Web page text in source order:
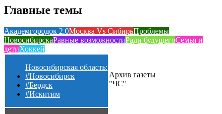
Главные темы
Академгородок 2.0Москва Vs СибирьПроблемы
НовосибирскаРавные возможностиРади будущегоСемья и
детиХоккей
Новосибирская область:
#Новосибирск
#Бердск
#Искитим
Архив газеты
"ЧС"